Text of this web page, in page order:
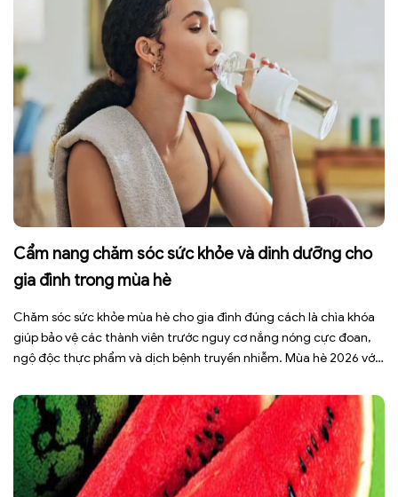
Cẩm nang chăm sóc sức khỏe và dinh dưỡng cho
gia đình trong mùa hè
Chăm sóc sức khỏe mùa hè cho gia đình đúng cách là chìa khóa
giúp bảo vệ các thành viên trước nguy cơ nắng nóng cực đoan,
ngộ độc thực phẩm và dịch bệnh truyền nhiễm. Mùa hè 2026 với
sức […]